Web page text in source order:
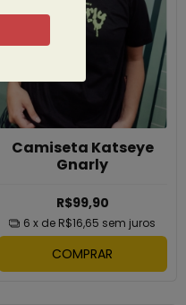
Camiseta Katseye
Gnarly
R$99,90
6 x de R$16,65 sem juros
COMPRAR